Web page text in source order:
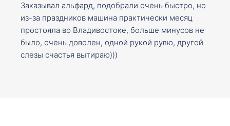
Заказывал альфард, подобрали очень быстро, но
из-за праздников машина практически месяц
простояла во Владивостоке, больше минусов не
было, очень доволен, одной рукой рулю, другой
слезы счастья вытираю)))